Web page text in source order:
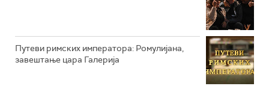
Путеви римских императора: Ромулијана,
завештање цара Галерија